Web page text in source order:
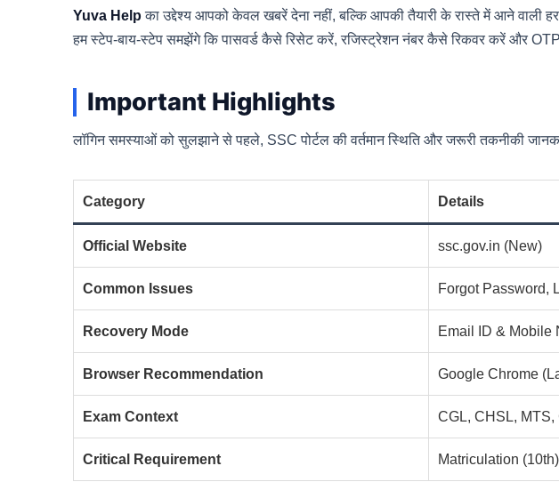
Yuva Help का उद्देश्य आपको केवल खबरें देना नहीं, बल्कि आपकी तैयारी के रास्ते में आने वाली
हम स्टेप-बाय-स्टेप समझेंगे कि पासवर्ड कैसे रिसेट करें, रजिस्ट्रेशन नंबर कैसे रिकवर करें और
Important Highlights
लॉगिन समस्याओं को सुलझाने से पहले, SSC पोर्टल की वर्तमान स्थिति और जरूरी तकनीकी
Category Details
Official Website ssc.gov.in (New)
Common Issues Forgot Password,
Recovery Mode Email ID & Mobile
Browser Recommendation Google Chrome
Exam Context CGL, CHSL, MTS,
Critical Requirement Matriculation